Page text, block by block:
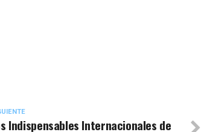
Indispensables Internacionales de